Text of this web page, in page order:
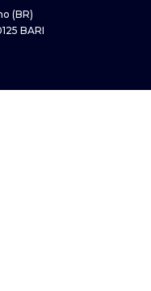
(BR)
BARI